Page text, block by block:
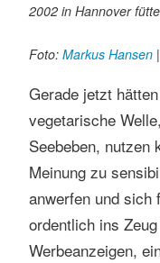
2002 in Hannover
Foto: Markus Hansen|
Gerade jetzt
vegetarische
Seebeben, nutzen
Meinung zu
anwerfen und sich
ordentlich ins
Werbeanzeigen,